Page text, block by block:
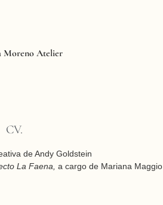
Moreno Atelier
CV.
de Andy Goldstein
La Faena, a cargo de Mariana Maggio